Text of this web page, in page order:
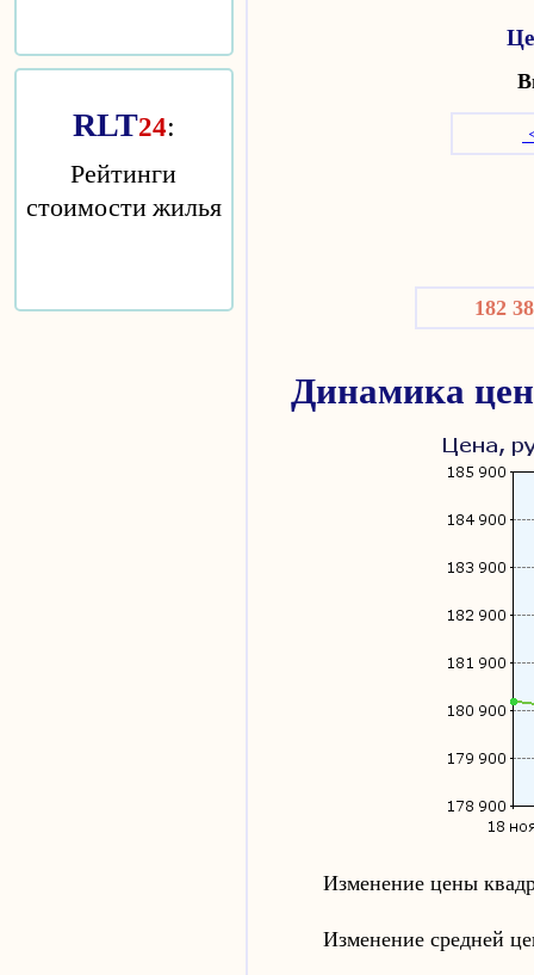
RLT24:
Рейтинги
стоимости жилья
182
Динамика
Изменение цены
Изменение средней